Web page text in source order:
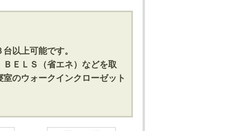
以上可能です。
ＥＬＳ（省エネ）などを取
のウォークインクローゼット